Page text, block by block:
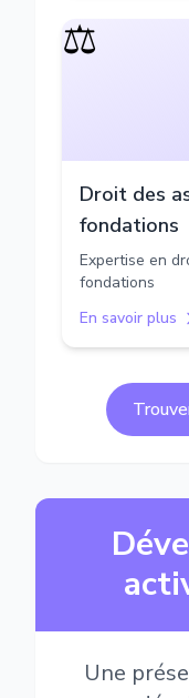
⚖️
Droit des
fondations
Expertise en
fondations
En savoir plus
Une